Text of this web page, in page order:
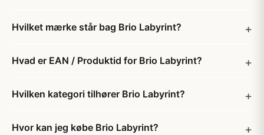
Hvilket mærke står bag Brio Labyrint?
Hvad er EAN / Produktid for Brio Labyrint?
Hvilken kategori tilhører Brio Labyrint?
Hvor kan jeg købe Brio Labyrint?